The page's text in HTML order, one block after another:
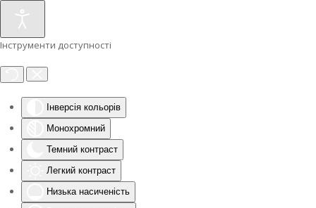
Інструменти доступності
Інверсія кольорів
Монохромний
Темний контраст
Легкий контраст
Низька насиченість